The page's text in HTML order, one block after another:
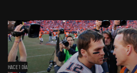
HACE 1 DÍA